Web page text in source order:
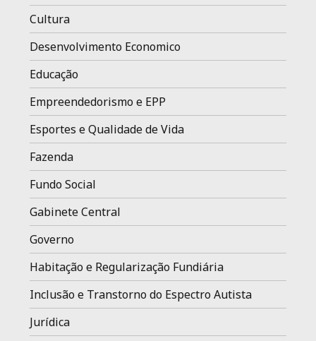
Cultura
Desenvolvimento Economico
Educação
Empreendedorismo e EPP
Esportes e Qualidade de Vida
Fazenda
Fundo Social
Gabinete Central
Governo
Habitação e Regularização Fundiária
Inclusão e Transtorno do Espectro Autista
Jurídica